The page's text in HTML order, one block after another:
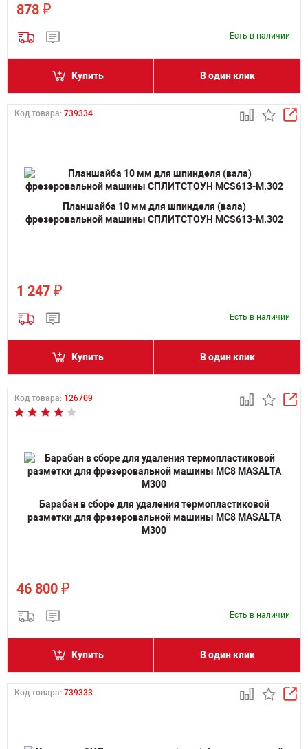
878 ₽
Есть в наличии
Купить В один клик
Код товара: 739334
Планшайба 10 мм для шпинделя (вала)
фрезеровальной машины СПЛИТСТОУН MCS613-M.302
1 247 ₽
Есть в наличии
Купить В один клик
Код товара: 126709
Барабан в сборе для удаления термопластиковой
разметки для фрезеровальной машины MC8 MASALTA
M300
46 800 ₽
Есть в наличии
Купить В один клик
Код товара: 739333